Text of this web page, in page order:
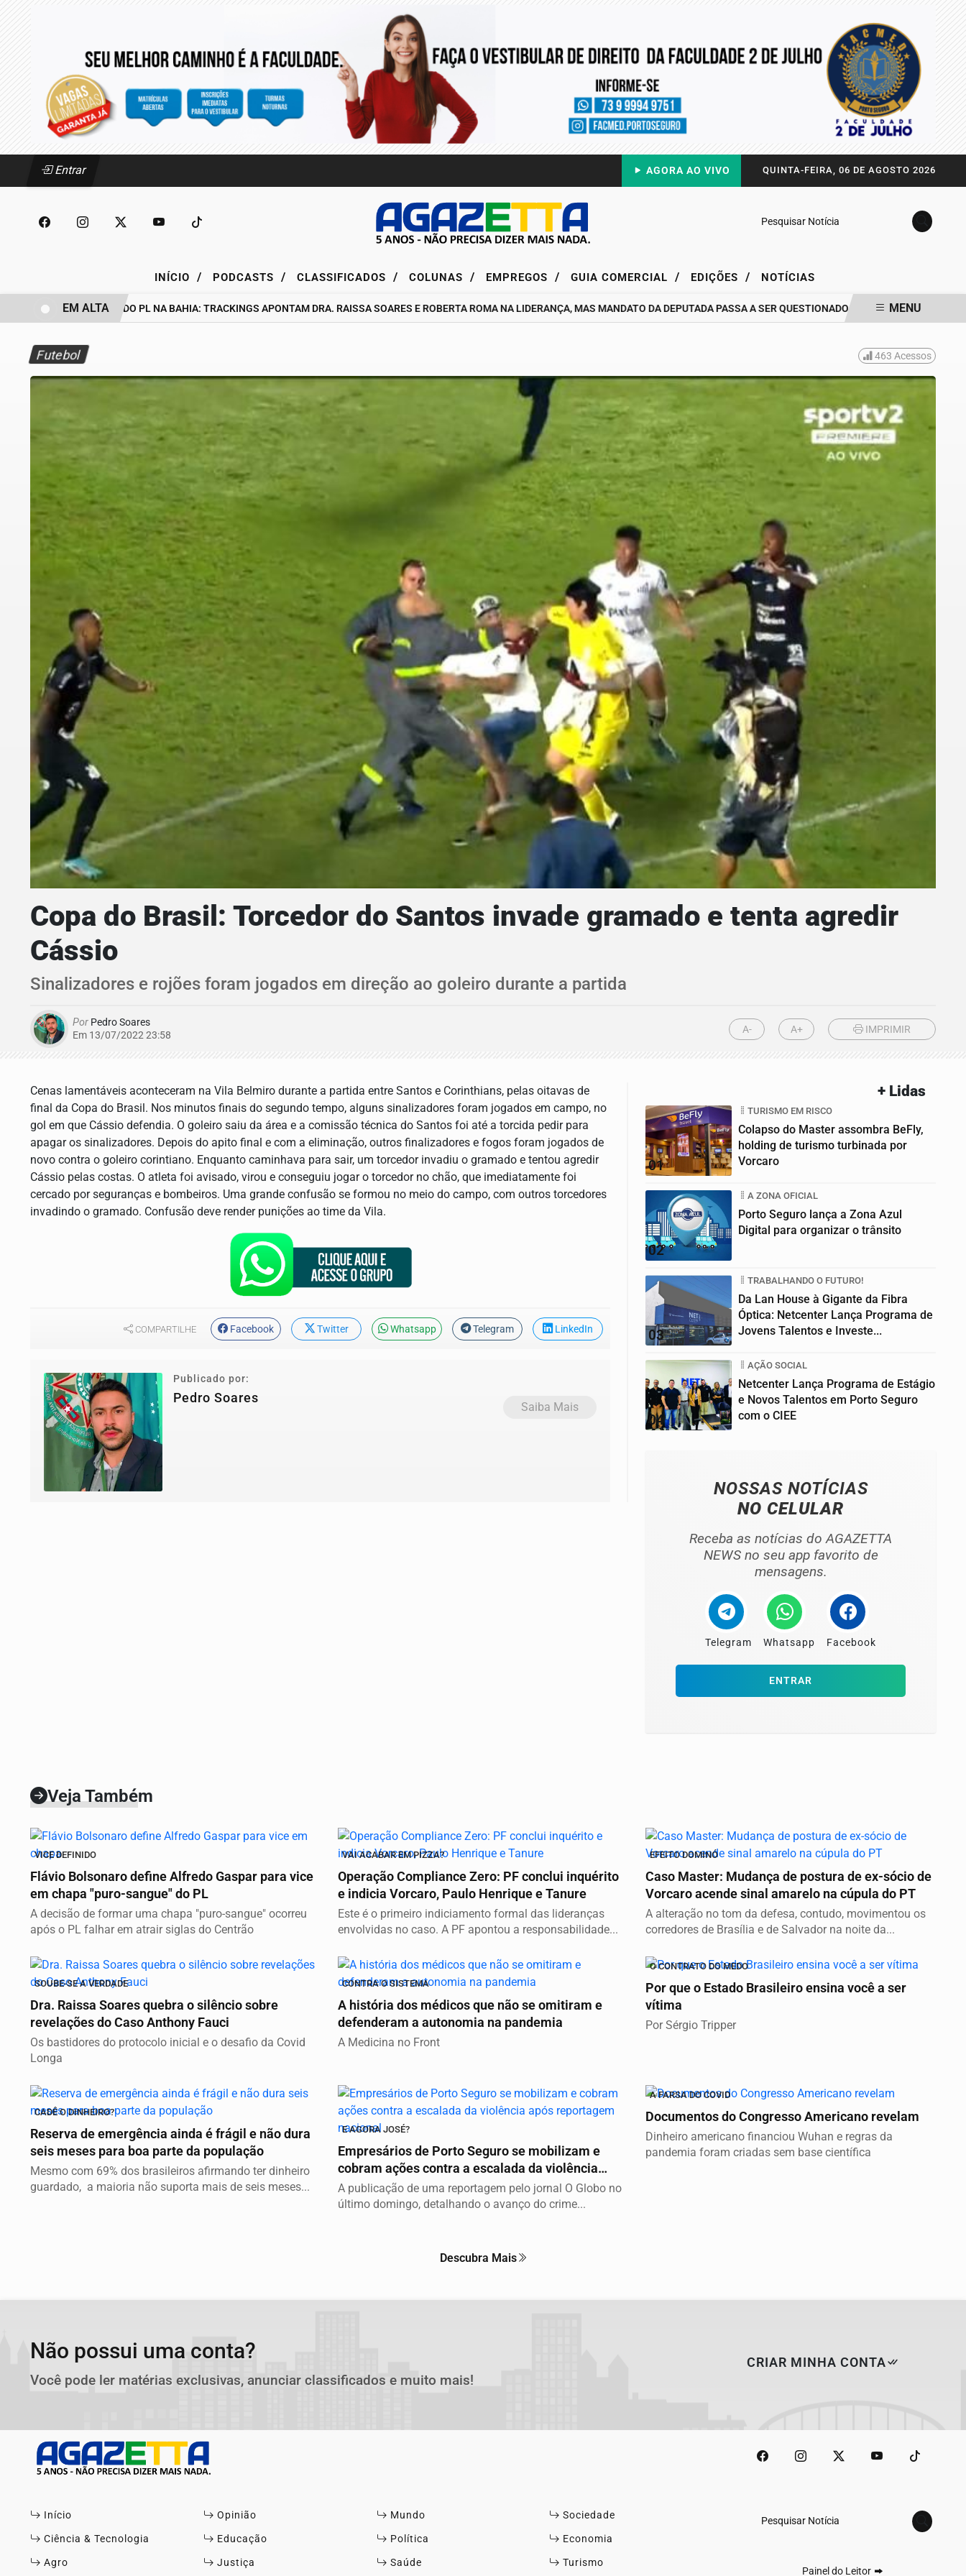
Entrar QUINTA-FEIRA, 06 DE AGOSTO 2026
AGORA AO VIVO
Pesquisar Notícia
INÍCIO / PODCASTS / CLASSIFICADOS / COLUNAS / EMPREGOS / GUIA COMERCIAL / EDIÇÕES / NOTÍCIAS
BASTIDORES DO PL NA BAHIA: TRACKINGS APONTAM DRA. RAISSA SOARES E ROBERTA ROMA NA LIDERANÇA, MAS MANDATO DA DEPUTADA PASSA A SER QUESTIONADO DRA. RAISSA SOARES
EM ALTA MENU
Futebol 463 Acessos
Copa do Brasil: Torcedor do Santos invade gramado e tenta agredir
Cássio
Sinalizadores e rojões foram jogados em direção ao goleiro durante a partida
Por Pedro Soares
Em 13/07/2022 23:58
A- A+ IMPRIMIR
Cenas lamentáveis aconteceram na Vila Belmiro durante a partida entre Santos e Corinthians, pelas oitavas de
final da Copa do Brasil. Nos minutos finais do segundo tempo, alguns sinalizadores foram jogados em campo, no
gol em que Cássio defendia. O goleiro saiu da área e a comissão técnica do Santos foi até a torcida pedir para
apagar os sinalizadores. Depois do apito final e com a eliminação, outros finalizadores e fogos foram jogados de
novo contra o goleiro corintiano. Enquanto caminhava para sair, um torcedor invadiu o gramado e tentou agredir
Cássio pelas costas. O atleta foi avisado, virou e conseguiu jogar o torcedor no chão, que imediatamente foi
cercado por seguranças e bombeiros. Uma grande confusão se formou no meio do campo, com outros torcedores
invadindo o gramado. Confusão deve render punições ao time da Vila.
COMPARTILHE Facebook Twitter Whatsapp Telegram LinkedIn
Publicado por:
Pedro Soares
Saiba Mais
+ Lidas
01
TURISMO EM RISCO
Colapso do Master assombra BeFly,
holding de turismo turbinada por
Vorcaro
02
A ZONA OFICIAL
Porto Seguro lança a Zona Azul
Digital para organizar o trânsito
03
TRABALHANDO O FUTURO!
Da Lan House à Gigante da Fibra
Óptica: Netcenter Lança Programa de
Jovens Talentos e Investe...
04
AÇÃO SOCIAL
Netcenter Lança Programa de Estágio
e Novos Talentos em Porto Seguro
com o CIEE
NOSSAS NOTÍCIAS
NO CELULAR
Receba as notícias do AGAZETTA
NEWS no seu app favorito de
mensagens.
Telegram Whatsapp Facebook
ENTRAR
Veja Também
VICE DEFINIDO
Flávio Bolsonaro define Alfredo Gaspar para vice
em chapa "puro-sangue" do PL
A decisão de formar uma chapa "puro-sangue" ocorreu
após o PL falhar em atrair siglas do Centrão
VAI ACABAR EM PIZZA?
Operação Compliance Zero: PF conclui inquérito
e indicia Vorcaro, Paulo Henrique e Tanure
Este é o primeiro indiciamento formal das lideranças
envolvidas no caso. A PF apontou a responsabilidade...
EFEITO DOMINÓ
Caso Master: Mudança de postura de ex-sócio de
Vorcaro acende sinal amarelo na cúpula do PT
A alteração no tom da defesa, contudo, movimentou os
corredores de Brasília e de Salvador na noite da...
SOUBE-SE A VERDADE
Dra. Raissa Soares quebra o silêncio sobre
revelações do Caso Anthony Fauci
Os bastidores do protocolo inicial e o desafio da Covid
Longa
CONTRA O SISTEMA
A história dos médicos que não se omitiram e
defenderam a autonomia na pandemia
A Medicina no Front
O CONTRATO DO MEDO
Por que o Estado Brasileiro ensina você a ser
vítima
Por Sérgio Tripper
CADÊ O DINHEIRO?
Reserva de emergência ainda é frágil e não dura
seis meses para boa parte da população
Mesmo com 69% dos brasileiros afirmando ter dinheiro
guardado, a maioria não suporta mais de seis meses...
E AGORA JOSÉ?
Empresários de Porto Seguro se mobilizam e
cobram ações contra a escalada da violência
após...
A publicação de uma reportagem pelo jornal O Globo no
último domingo, detalhando o avanço do crime...
A FARSA DO COVID
Documentos do Congresso Americano revelam
Dinheiro americano financiou Wuhan e regras da
pandemia foram criadas sem base científica
Descubra Mais
Não possui uma conta?
Você pode ler matérias exclusivas, anunciar classificados e muito mais!
CRIAR MINHA CONTA
Início Opinião Mundo
Sociedade
Ciência & Tecnologia
Educação Política
Economia
Agro
Justiça Saúde Turismo
Pesquisar Notícia
Painel do Leitor